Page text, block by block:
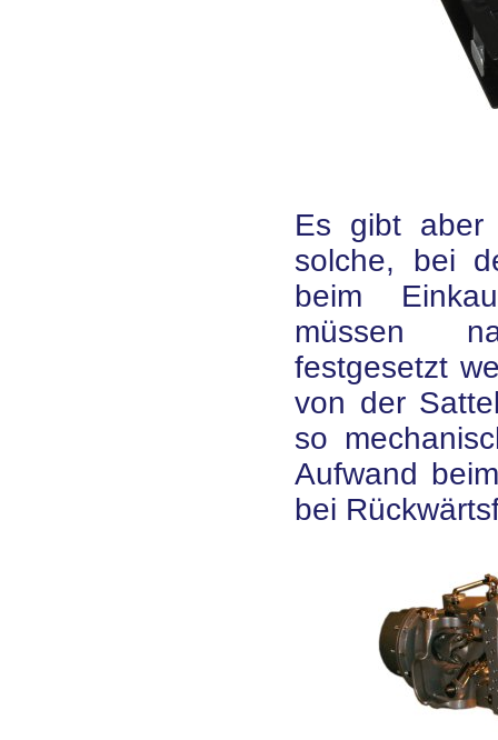
Es gibt aber
solche, bei
beim
müssen
festgesetzt
von der
so
Aufwand
bei